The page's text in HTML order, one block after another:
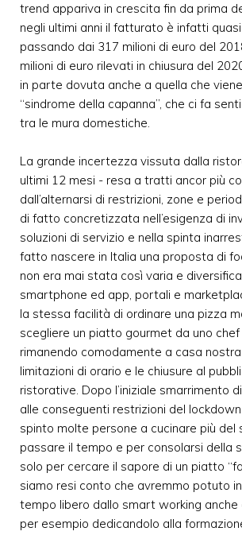
trend appariva in crescita fin da prima
negli ultimi anni il fatturato è infatti
passando dai 317 milioni di euro del
milioni di euro rilevati in chiusura del
in parte dovuta anche a quella che
“sindrome della capanna”, che ci fa
tra le mura domestiche.
La grande incertezza vissuta dalla
ultimi 12 mesi - resa a tratti ancor più
dall’alternarsi di restrizioni, zone e
di fatto concretizzata nell’esigenza di
soluzioni di servizio e nella spinta
fatto nascere in Italia una proposta di
non era mai stata così varia e
smartphone ed app, portali e
la stessa facilità di ordinare una pizza
scegliere un piatto gourmet da uno
rimanendo comodamente a casa
limitazioni di orario e le chiusure al
ristorative. Dopo l’iniziale smarrimento
alle conseguenti restrizioni del
spinto molte persone a cucinare più del
passare il tempo e per consolarsi della
solo per cercare il sapore di un piatto
siamo resi conto che avremmo potuto
tempo libero dallo smart working anche
per esempio dedicandolo alla